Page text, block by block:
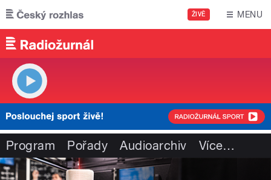
Přejít k hlavnímu obsahu
ŽIVĚ MENU
Program Pořady Audioarchiv Více…